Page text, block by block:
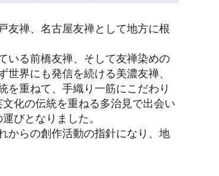
友禅、名古屋友禅として地方に根
いる前橋友禅、そして友禅染めの
界にも発信を続ける美濃友禅、
を重ねて、手織り一筋にこだわり
化の伝統を重ねる多治見で出会い
びとなりました。
からの創作活動の指針になり、地